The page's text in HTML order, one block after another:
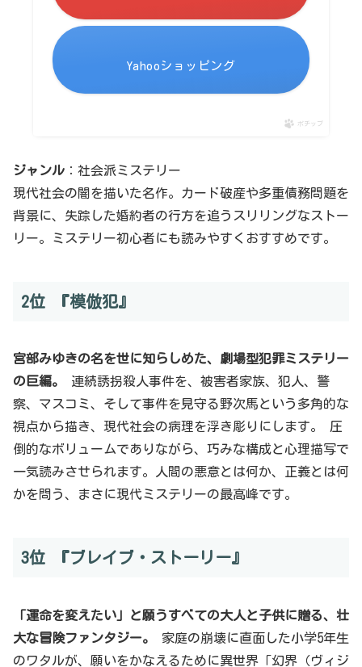
Yahooショッピング
ポチップ
ジャンル ：社会派ミステリー
現代社会の闇を描いた名作。カード破産や多重債務問題を
背景に、失踪した婚約者の行方を追うスリリングなストー
リー。ミステリー初心者にも読みやすくおすすめです。
2位 『模倣犯』
宮部みゆきの名を世に知らしめた、劇場型犯罪ミステリー
の巨編。
連続誘拐殺人事件を、被害者家族、犯人、警
察、マスコミ、そして事件を見守る野次馬という多角的な
視点から描き、現代社会の病理を浮き彫りにします。 圧
倒的なボリュームでありながら、巧みな構成と心理描写で
一気読みさせられます。人間の悪意とは何か、正義とは何
かを問う、まさに現代ミステリーの最高峰です。
3位 『ブレイブ・ストーリー』
「運命を変えたい」と願うすべての大人と子供に贈る、壮
大な冒険ファンタジー。
家庭の崩壊に直面した小学5年生
のワタルが、願いをかなえるために異世界「幻界（ヴィジ